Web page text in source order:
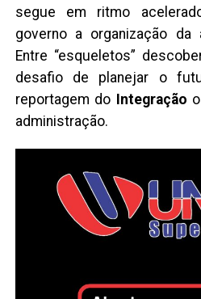
segue em ritmo
governo a organização da
Entre “esqueletos”
desafio de planejar o
reportagem do
Integração
administração.